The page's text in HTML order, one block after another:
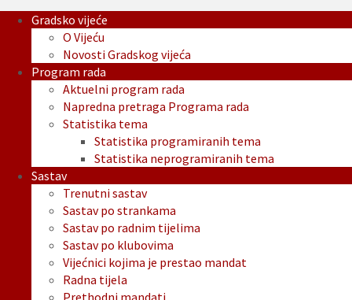
Gradsko vijeće
O Vijeću
Novosti Gradskog vijeća
Program rada
Aktuelni program rada
Napredna pretraga Programa rada
Statistika tema
Statistika programiranih tema
Statistika neprogramiranih tema
Sastav
Trenutni sastav
Sastav po strankama
Sastav po radnim tijelima
Sastav po klubovima
Vijećnici kojima je prestao mandat
Radna tijela